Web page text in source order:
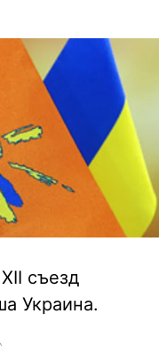
съезд
Украина.